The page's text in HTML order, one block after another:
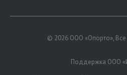
© 2026 ООО «Опорто»,
Поддержка ООО